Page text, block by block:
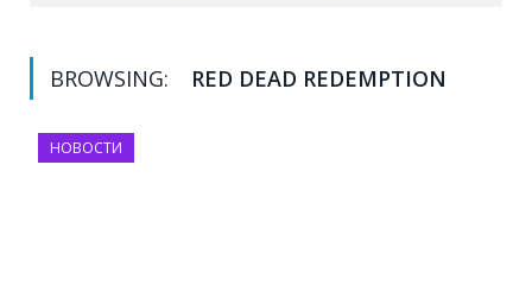
BROWSING: RED DEAD REDEMPTION
НОВОСТИ